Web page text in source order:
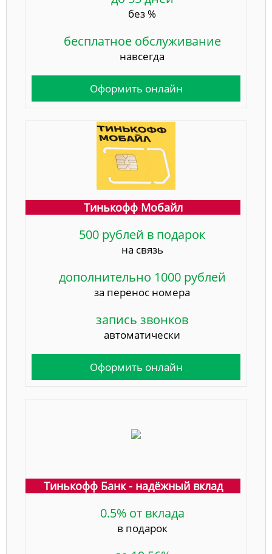
без %
бесплатное обслуживание
навсегда
Оформить онлайн
Тинькофф Мобайл
500 рублей в подарок
на связь
дополнительно 1000 рублей
за перенос номера
запись звонков
автоматически
Оформить онлайн
Тинькофф Банк - надёжный вклад
0.5% от вклада
в подарок